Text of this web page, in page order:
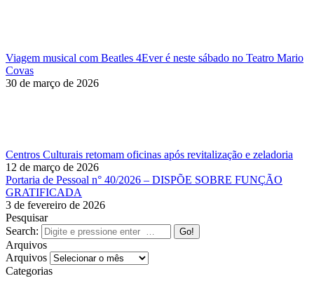
Viagem musical com Beatles 4Ever é neste sábado no Teatro Mario
Covas
30 de março de 2026
Centros Culturais retomam oficinas após revitalização e zeladoria
12 de março de 2026
Portaria de Pessoal n° 40/2026 – DISPÕE SOBRE FUNÇÃO
GRATIFICADA
3 de fevereiro de 2026
Pesquisar
Search:
Arquivos
Arquivos
Categorias